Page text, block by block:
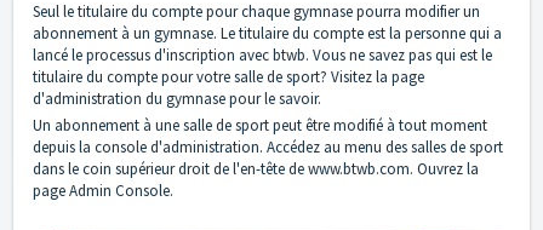
Seul le titulaire du compte pour chaque gymnase pourra modifier un
abonnement à un gymnase. Le titulaire du compte est la personne qui a
lancé le processus d'inscription avec btwb. Vous ne savez pas qui est le
titulaire du compte pour votre salle de sport? Visitez la page
d'administration du gymnase pour le savoir.
Un abonnement à une salle de sport peut être modifié à tout moment
depuis la console d'administration. Accédez au menu des salles de sport
dans le coin supérieur droit de l'en-tête de www.btwb.com. Ouvrez la
page Admin Console.